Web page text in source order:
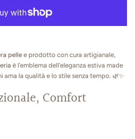
pellee prodotto con cura artigianale,
è l’emblema dell’eleganza estiva made
ama la qualità e lo stile senza tempo. 🌿✨
Comfort